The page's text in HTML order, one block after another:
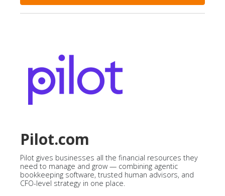
Pilot.com
Pilot gives businesses all the financial resources they
need to manage and grow — combining agentic
bookkeeping software, trusted human advisors, and
CFO-level strategy in one place.